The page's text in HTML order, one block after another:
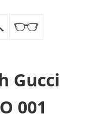
Gucci
001